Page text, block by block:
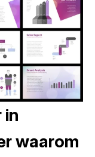
in
waarom